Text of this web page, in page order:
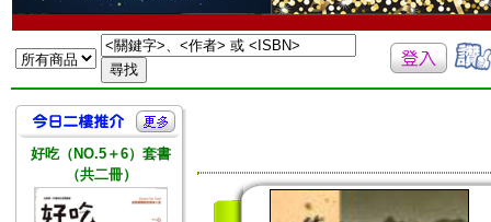
好吃（NO.5＋6）套書
（共二冊）